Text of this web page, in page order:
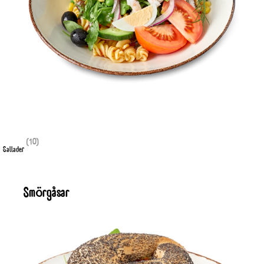
Sallader
(10)
Smörgåsar